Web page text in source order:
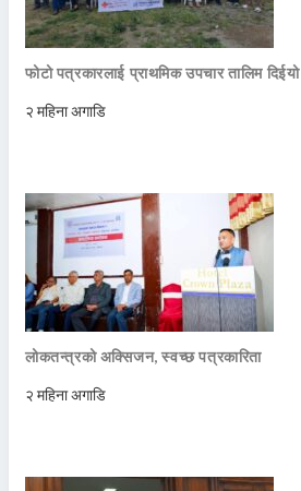
फोटो पत्रकारलाई प्राथमिक उपचार तालिम दिईयो
२ महिना अगाडि
लोकतन्त्रको अक्सिजन, स्वच्छ पत्रकारिता
२ महिना अगाडि